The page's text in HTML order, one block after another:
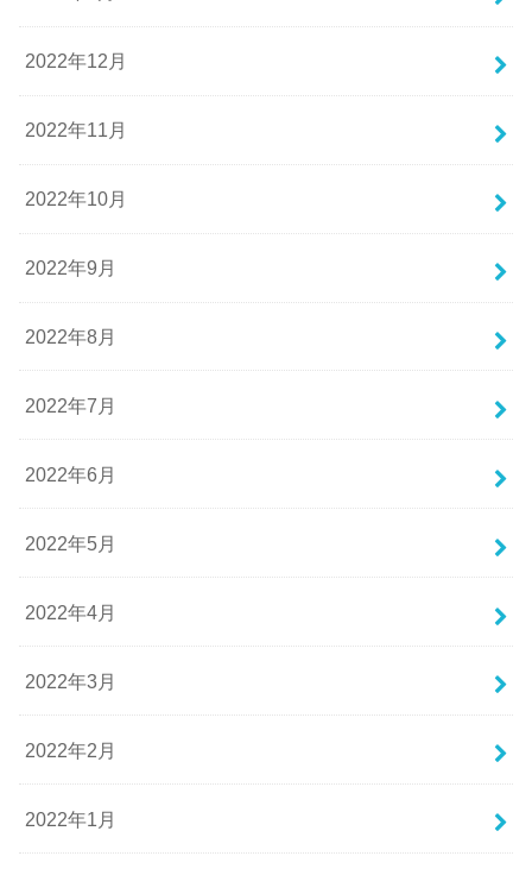
2022年12月
2022年11月
2022年10月
2022年9月
2022年8月
2022年7月
2022年6月
2022年5月
2022年4月
2022年3月
2022年2月
2022年1月